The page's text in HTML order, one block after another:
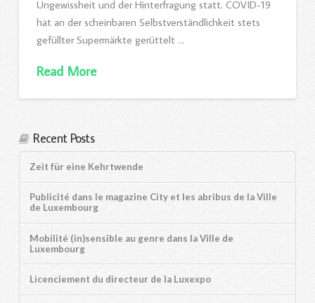
Ungewissheit und der Hinterfragung statt. COVID-19
hat an der scheinbaren Selbstverständlichkeit stets
gefüllter Supermärkte gerüttelt …
Read More
Recent Posts
Zeit für eine Kehrtwende
Publicité dans le magazine City et les abribus de la Ville
de Luxembourg
Mobilité (in)sensible au genre dans la Ville de
Luxembourg
Licenciement du directeur de la Luxexpo